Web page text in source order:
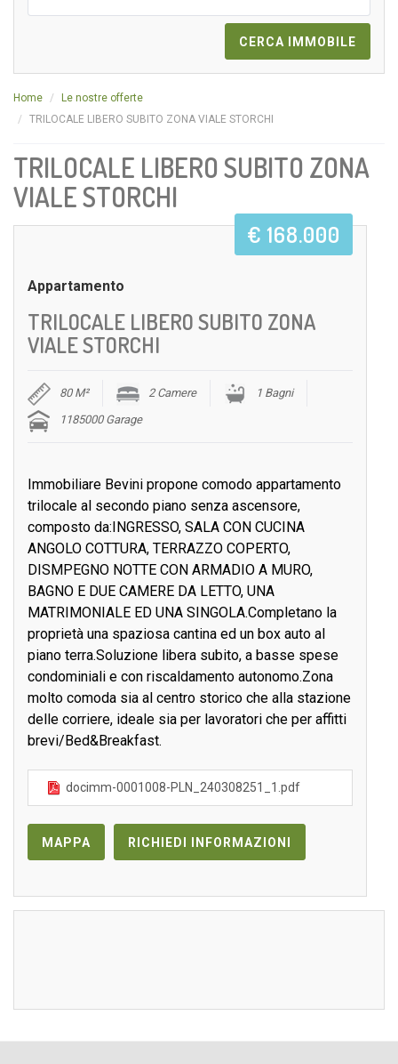
Home
Le nostre offerte
TRILOCALE LIBERO SUBITO ZONA VIALE STORCHI
TRILOCALE LIBERO SUBITO ZONA
VIALE STORCHI
Appartamento
TRILOCALE LIBERO SUBITO ZONA
VIALE STORCHI
€ 168.000
80 M² 2 Camere
1 Bagni
1185000 Garage
Immobiliare Bevini propone comodo appartamento
trilocale al secondo piano senza ascensore,
composto da:INGRESSO, SALA CON CUCINA
ANGOLO COTTURA, TERRAZZO COPERTO,
DISMPEGNO NOTTE CON ARMADIO A MURO,
BAGNO E DUE CAMERE DA LETTO, UNA
MATRIMONIALE ED UNA SINGOLA.Completano la
proprietà una spaziosa cantina ed un box auto al
piano terra.Soluzione libera subito, a basse spese
condominiali e con riscaldamento autonomo.Zona
molto comoda sia al centro storico che alla stazione
delle corriere, ideale sia per lavoratori che per affitti
brevi/Bed&Breakfast.
docimm-0001008-PLN_240308251_1.pdf
MAPPA RICHIEDI INFORMAZIONI